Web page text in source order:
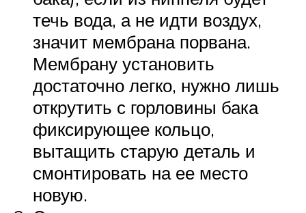
течь вода, а не идти воздух,
значит мембрана порвана.
Мембрану установить
достаточно легко, нужно лишь
открутить с горловины бака
фиксирующее кольцо,
вытащить старую деталь и
смонтировать на ее место
новую.